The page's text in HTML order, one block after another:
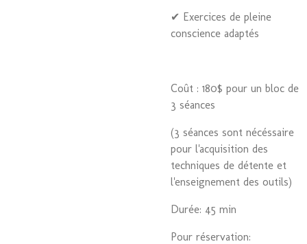
✔ Exercices de pleine
conscience adaptés
Coût : 180$ pour un bloc de
3 séances
(3 séances sont nécéssaire
pour l'acquisition des
techniques de détente et
l'enseignement des outils)
Durée: 45 min
Pour réservation: